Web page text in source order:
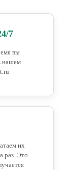
7
вы
нашем
их
раз. Это